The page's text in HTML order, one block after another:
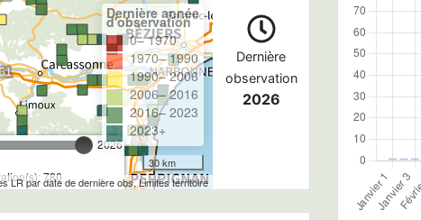
2026
780
Dernière année
d'observation
0– 1970
1970– 1990
1990– 2006
2006– 2016
2016– 2023
2023+
30 km
LR par date de dernière obs, Limites territoire
Dernière
observation
2026